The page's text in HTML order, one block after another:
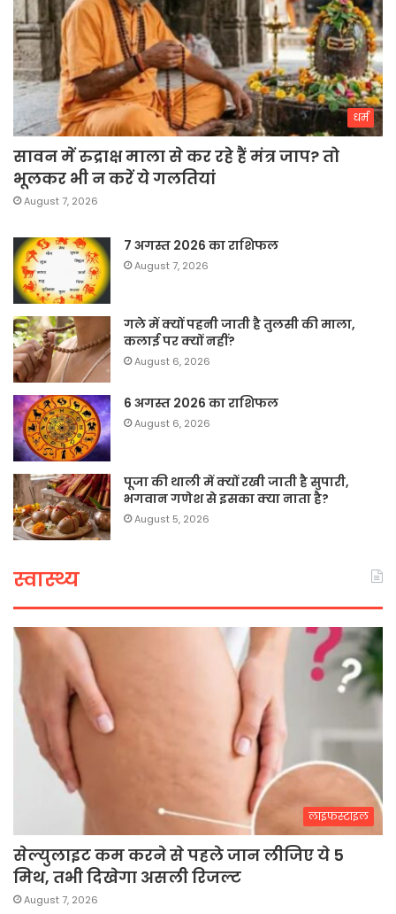
धर्म
सावन में रुद्राक्ष माला से कर रहे हैं मंत्र जाप? तो
भूलकर भी न करें ये गलतियां
August 7, 2026
7 अगस्त 2026 का राशिफल
August 7, 2026
गले में क्यों पहनी जाती है तुलसी की माला,
कलाई पर क्यों नहीं?
August 6, 2026
6 अगस्त 2026 का राशिफल
August 6, 2026
पूजा की थाली में क्यों रखी जाती है सुपारी,
भगवान गणेश से इसका क्या नाता है?
August 5, 2026
स्वास्थ्य
लाइफस्टाइल
सेल्युलाइट कम करने से पहले जान लीजिए ये 5
मिथ, तभी दिखेगा असली रिजल्ट
August 7, 2026